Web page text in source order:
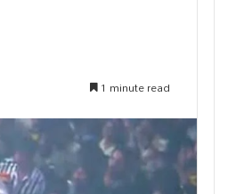
1 minute read